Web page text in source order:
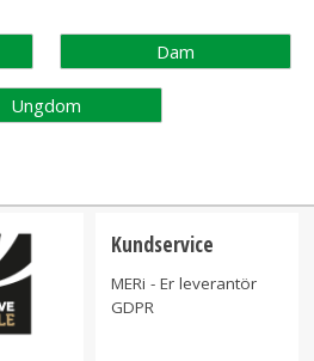
Dam
Ungdom
Kundservice
MERi - Er leverantör
GDPR